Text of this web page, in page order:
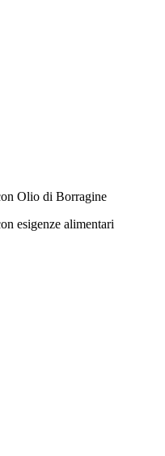
Olio di Borragine
esigenze alimentari